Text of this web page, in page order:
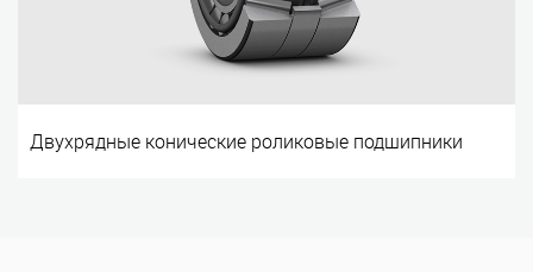
Двухрядные конические роликовые подшипники